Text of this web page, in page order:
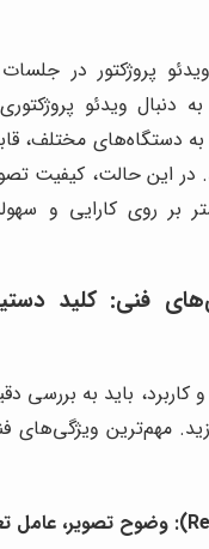
پروژکتور در
دنبال ویدئو
به دستگاه‌های مختلف،
در این حالت، کیفیت
بر روی کارایی و
فنی: کلید
کاربرد، باید به بررسی
مهم‌ترین ویژگی‌های